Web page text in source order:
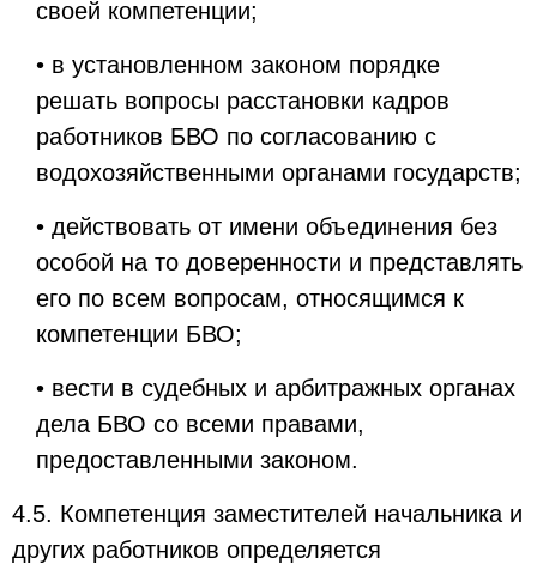
своей компетенции;
• в установленном законом порядке
решать вопросы расстановки кадров
работников БВО по согласованию с
водохозяйственными органами государств;
• действовать от имени объединения без
особой на то доверенности и представлять
его по всем вопросам, относящимся к
компетенции БВО;
• вести в судебных и арбитражных органах
дела БВО со всеми правами,
предоставленными законом.
4.5. Компетенция заместителей начальника и
других работников определяется